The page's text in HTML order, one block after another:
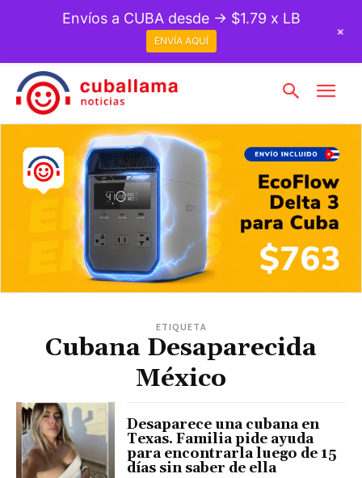
ETIQUETA
Cubana Desaparecida
México
Desaparece una cubana en
Texas. Familia pide ayuda
para encontrarla luego de 15
días sin saber de ella
Envíos a CUBA desde → $1.79 x LB
ENVÍA AQUÍ
+